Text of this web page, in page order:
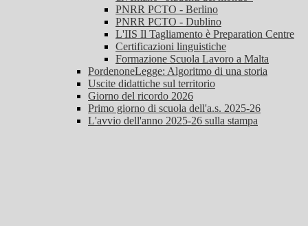
PNRR PCTO - Berlino
PNRR PCTO - Dublino
L'IIS Il Tagliamento è Preparation Centre
Certificazioni linguistiche
Formazione Scuola Lavoro a Malta
PordenoneLegge: Algoritmo di una storia
Uscite didattiche sul territorio
Giorno del ricordo 2026
Primo giorno di scuola dell'a.s. 2025-26
L'avvio dell'anno 2025-26 sulla stampa